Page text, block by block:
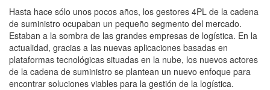
Hasta hace sólo unos pocos años, los gestores 4PL de la cadena
de suministro ocupaban un pequeño segmento del mercado.
Estaban a la sombra de las grandes empresas de logística. En la
actualidad, gracias a las nuevas aplicaciones basadas en
plataformas tecnológicas situadas en la nube, los nuevos actores
de la cadena de suministro se plantean un nuevo enfoque para
encontrar soluciones viables para la gestión de la logística.